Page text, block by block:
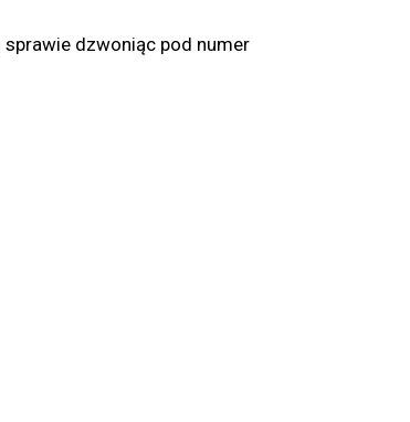
dzwoniąc pod numer